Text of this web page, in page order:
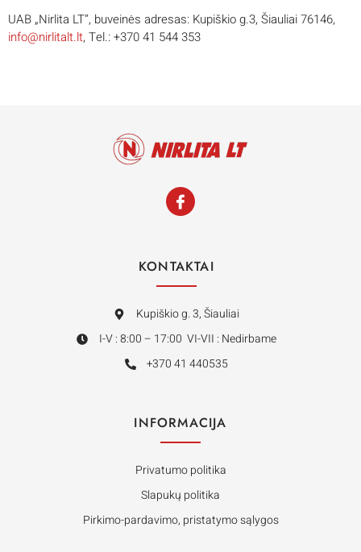
UAB „Nirlita LT“, buveinės adresas: Kupiškio g.3, Šiauliai 76146,
info@nirlitalt.lt, Tel.: +370 41 544 353
KONTAKTAI
Kupiškio g. 3, Šiauliai
I-V : 8:00 – 17:00 VI-VII : Nedirbame
+370 41 440535
INFORMACIJA
Privatumo politika
Slapukų politika
Pirkimo-pardavimo, pristatymo sąlygos